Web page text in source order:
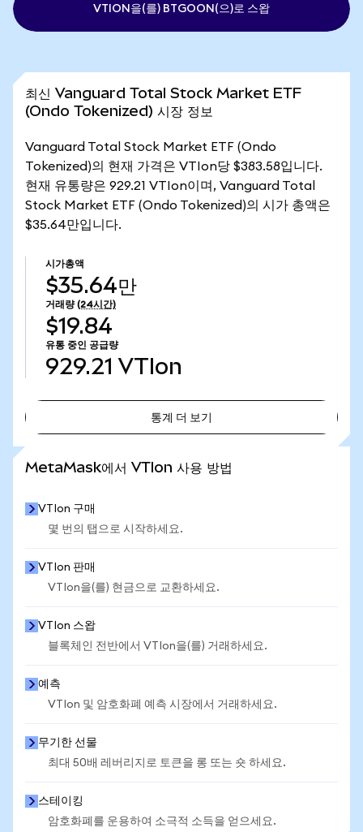
VTION을(를) BTGOON(으)로 스왑
최신 Vanguard Total Stock Market ETF
(Ondo Tokenized) 시장 정보
Vanguard Total Stock Market ETF (Ondo
Tokenized)의 현재 가격은 VTIon당 $383.58입니다.
현재 유통량은 929.21 VTIon이며, Vanguard Total
Stock Market ETF (Ondo Tokenized)의 시가 총액은
$35.64만입니다.
시가총액
$35.64만
거래량 (24시간)
$19.84
유통 중인 공급량
929.21 VTIon
통계 더 보기
MetaMask에서 VTIon 사용 방법
VTIon 구매
몇 번의 탭으로 시작하세요.
VTIon 판매
VTIon을(를) 현금으로 교환하세요.
VTIon 스왑
블록체인 전반에서 VTIon을(를) 거래하세요.
예측
VTIon 및 암호화폐 예측 시장에서 거래하세요.
무기한 선물
최대 50배 레버리지로 토큰을 롱 또는 숏 하세요.
스테이킹
암호화폐를 운용하여 소극적 소득을 얻으세요.